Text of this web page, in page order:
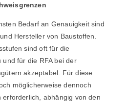
Bedarf an Genauigkeit sind
Hersteller von Baustoffen.
sind oft für die
und für die RFA bei der
akzeptabel. Für diese
möglicherweise dennoch
erforderlich, abhängig von den